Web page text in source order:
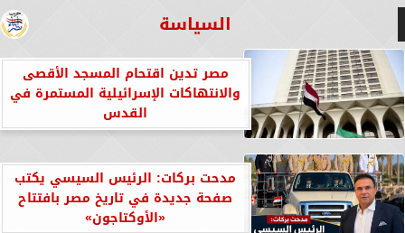
السياسة
مصر تدين اقتحام المسجد الأقصى
والانتهاكات الإسرائيلية المستمرة في
القدس
مدحت بركات: الرئيس السيسي يكتب
صفحة جديدة في تاريخ مصر بافتتاح
«الأوكتاجون»